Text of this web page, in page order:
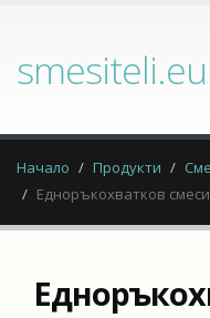
smesiteli.eu
Начало Продукти
Едноръкохватков